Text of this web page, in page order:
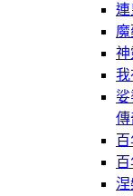
連
神
我
傳
涅